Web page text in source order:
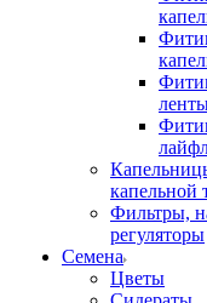
капельной
Фильтры,
регуляторы
Семена
Цветы